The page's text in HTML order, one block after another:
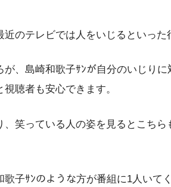
近のテレビでは人をいじるといった
が、島崎和歌子ｻﾝが自分のいじり
視聴者も安心できます。
、笑っている人の姿を見るとこち
歌子ｻﾝのような方が番組に1人いて